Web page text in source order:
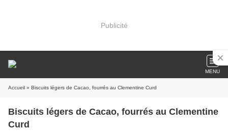
Publicité
MENU
Accueil » Biscuits légers de Cacao, fourrés au Clementine Curd
Biscuits légers de Cacao, fourrés au Clementine
Curd